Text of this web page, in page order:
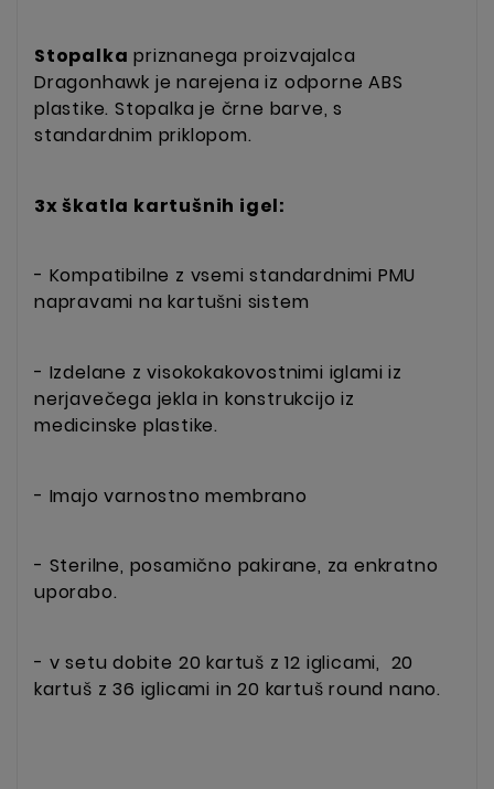
Stopalka priznanega proizvajalca
Dragonhawk je narejena iz odporne ABS
plastike. Stopalka je črne barve, s
standardnim priklopom.
3x škatla kartušnih igel:
- Kompatibilne z vsemi standardnimi PMU
napravami na kartušni sistem
- Izdelane z visokokakovostnimi iglami iz
nerjavečega jekla in konstrukcijo iz
medicinske plastike.
- Imajo varnostno membrano
- Sterilne, posamično pakirane, za enkratno
uporabo.
- v setu dobite 20 kartuš z 12 iglicami, 20
kartuš z 36 iglicami in 20 kartuš round nano.